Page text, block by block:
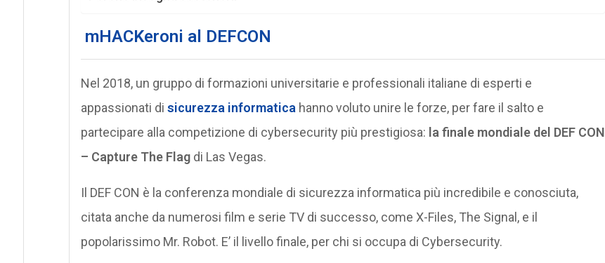
mHACKeroni al DEFCON
Nel 2018, un gruppo di formazioni universitarie e professionali italiane di esperti e
appassionati di sicurezza informatica hanno voluto unire le forze, per fare il salto e
partecipare alla competizione di cybersecurity più prestigiosa: la finale mondiale del DEF CON
– Capture The Flagdi Las Vegas.
Il DEF CON è la conferenza mondiale di sicurezza informatica più incredibile e conosciuta,
citata anche da numerosi film e serie TV di successo, come X-Files, The Signal, e il
popolarissimo Mr. Robot. E’ il livello finale, per chi si occupa di Cybersecurity.